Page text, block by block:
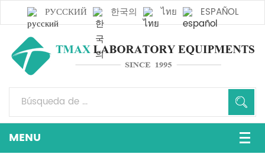
РУССКИЙ 한국의 ไทย ESPAÑOL